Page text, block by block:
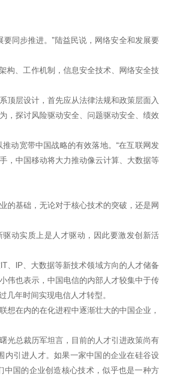
同步推进。”陆益民说，网络安全和发展要
构、工作机制，信息安全技术、网络安全技
层设计，首先应从法律法规和政策层面入
，探讨风险驱动安全、问题驱动安全、绩效
动宽带中国战略的有效落地。“在互联网发
，中国移动将大力推动像云计算、大数据等
基础，无论对于核心技术的突破，还是网
动实质上是人才驱动，因此要激发创新活
IP、大数据等新技术领域方向的人才储备
伟也表示，中国电信的内部人才较集中于传
年时间实现电信人才转型。
在内的在化进程中逐渐壮大的中国企业，
总裁历军坦言，目前的人才引进政策尚有
内引进人才。如果一家中国的企业在硅谷设
国的企业创造核心技术，似乎也是一种方